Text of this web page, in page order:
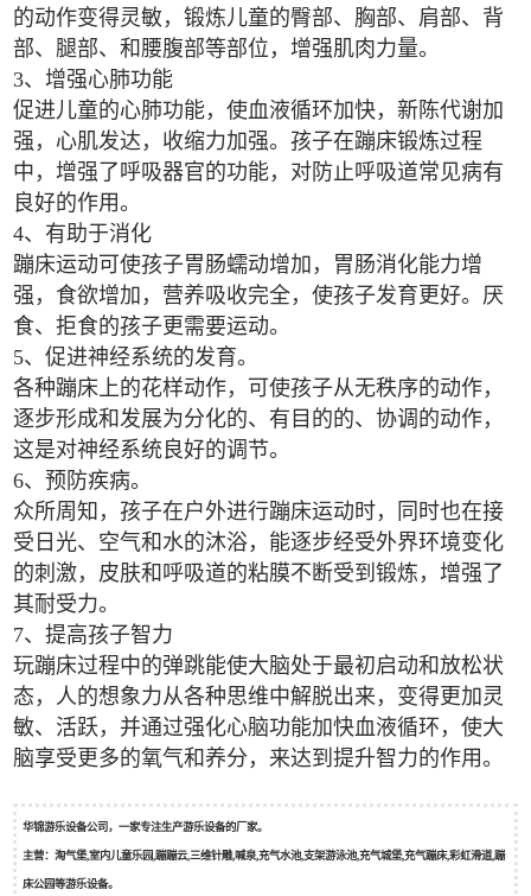
的动作变得灵敏，锻炼儿童的臀部、胸部、肩部、背
部、腿部、和腰腹部等部位，增强肌肉力量。
3、增强心肺功能
促进儿童的心肺功能，使血液循环加快，新陈代谢加
强，心肌发达，收缩力加强。孩子在蹦床锻炼过程
中，增强了呼吸器官的功能，对防止呼吸道常见病有
良好的作用。
4、有助于消化
蹦床运动可使孩子胃肠蠕动增加，胃肠消化能力增
强，食欲增加，营养吸收完全，使孩子发育更好。厌
食、拒食的孩子更需要运动。
5、促进神经系统的发育。
各种蹦床上的花样动作，可使孩子从无秩序的动作，
逐步形成和发展为分化的、有目的的、协调的动作，
这是对神经系统良好的调节。
6、预防疾病。
众所周知，孩子在户外进行蹦床运动时，同时也在接
受日光、空气和水的沐浴，能逐步经受外界环境变化
的刺激，皮肤和呼吸道的粘膜不断受到锻炼，增强了
其耐受力。
7、提高孩子智力
玩蹦床过程中的弹跳能使大脑处于最初启动和放松状
态，人的想象力从各种思维中解脱出来，变得更加灵
敏、活跃，并通过强化心脑功能加快血液循环，使大
脑享受更多的氧气和养分，来达到提升智力的作用。
华锦游乐设备公司，一家专注生产游乐设备的厂家。
主营：淘气堡,室内儿童乐园,蹦蹦云,三维针雕,喊泉,充气水池,支架游泳池,充气城堡,充气蹦床,彩虹滑道,蹦
床公园等游乐设备。